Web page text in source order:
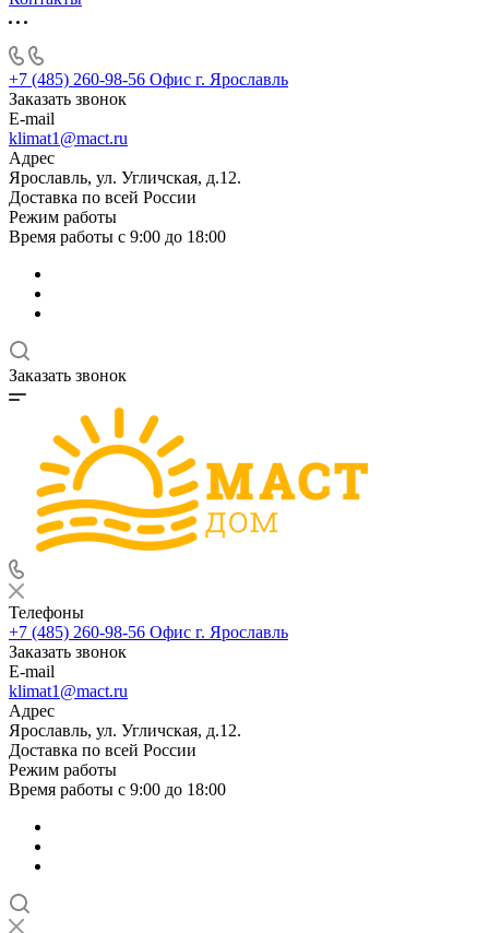
+7 (485) 260-98-56 Офис г. Ярославль
Заказать звонок
E-mail
klimat1@mact.ru
Адрес
Ярославль, ул. Угличская, д.12.
Доставка по всей России
Режим работы
Время работы с 9:00 до 18:00
Заказать звонок
Телефоны
+7 (485) 260-98-56 Офис г. Ярославль
Заказать звонок
E-mail
klimat1@mact.ru
Адрес
Ярославль, ул. Угличская, д.12.
Доставка по всей России
Режим работы
Время работы с 9:00 до 18:00